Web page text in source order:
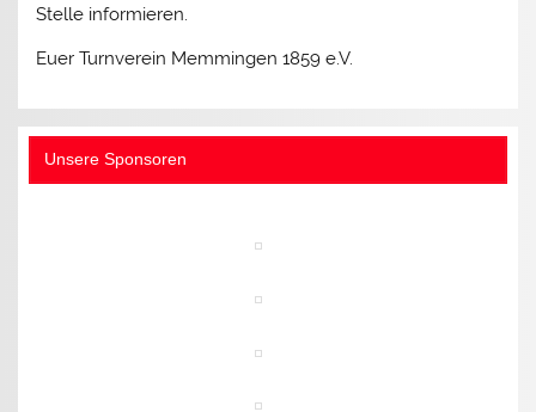
Stelle informieren.
Euer Turnverein Memmingen 1859 e.V.
Unsere Sponsoren